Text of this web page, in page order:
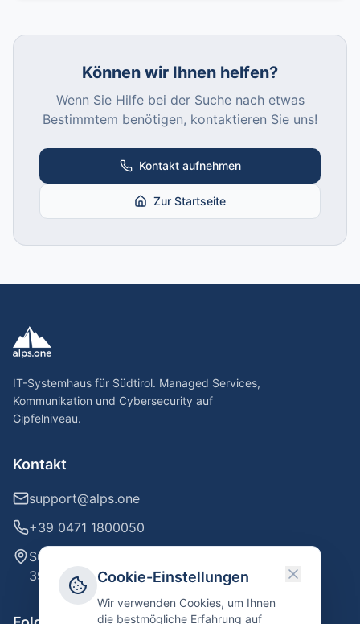
Können wir Ihnen helfen?
Wenn Sie Hilfe bei der Suche nach etwas
Bestimmtem benötigen, kontaktieren Sie uns!
Kontakt aufnehmen
Zur Startseite
IT-Systemhaus für Südtirol. Managed Services,
Kommunikation und Cybersecurity auf
Gipfelniveau.
Kontakt
support@alps.one
+39 0471 1800050
Südtiroler Straße 42
39100 Bozen / Bolzano
Cookie-Einstellungen
Wir verwenden Cookies, um Ihnen
die bestmögliche Erfahrung auf